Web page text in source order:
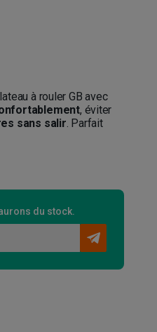
à rouler GB avec
, éviter
sans salir. Parfait
du stock.